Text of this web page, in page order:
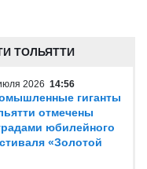
ТОЛЬЯТТИ
2026 14:56
гиганты
отмечены
юбилейного
«Золотой